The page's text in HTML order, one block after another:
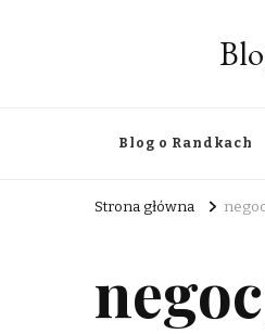
Blog o Randkach
Strona główna